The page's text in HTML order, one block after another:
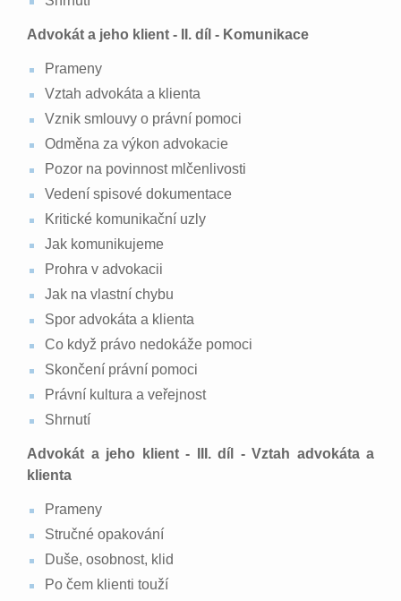
Advokát a jeho klient - II. díl - Komunikace
Prameny
Vztah advokáta a klienta
Vznik smlouvy o právní pomoci
Odměna za výkon advokacie
Pozor na povinnost mlčenlivosti
Vedení spisové dokumentace
Kritické komunikační uzly
Jak komunikujeme
Prohra v advokacii
Jak na vlastní chybu
Spor advokáta a klienta
Co když právo nedokáže pomoci
Skončení právní pomoci
Právní kultura a veřejnost
Shrnutí
Advokát a jeho klient - III. díl - Vztah advokáta a
klienta
Prameny
Stručné opakování
Duše, osobnost, klid
Po čem klienti touží